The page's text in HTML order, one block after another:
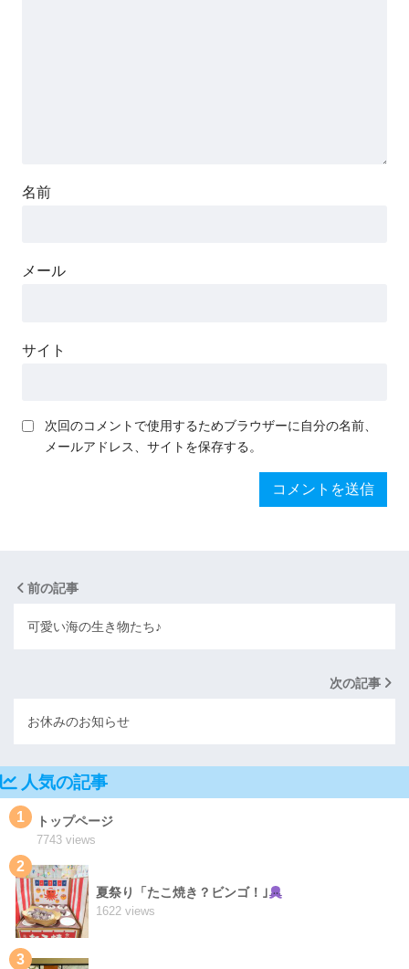
名前
メール
サイト
次回のコメントで使用するためブラウザーに自分の名前、
メールアドレス、サイトを保存する。
前の記事
可愛い海の生き物たち♪
次の記事
お休みのお知らせ
人気の記事
1 トップページ
7743 views
2
夏祭り「たこ焼き？ビンゴ！｣
1622 views
3